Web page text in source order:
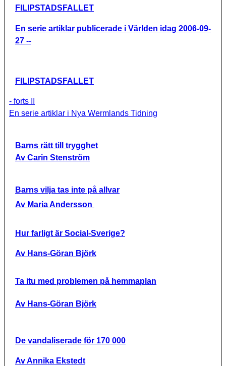
FILIPSTADSFALLET
En serie artiklar publicerade i Världen idag 2006-09-
27 --
FILIPSTADSFALLET
- forts II
En serie artiklar i Nya Wermlands Tidning
Barns rätt till trygghet
Av Carin Stenström
Barns vilja tas inte på allvar
Av Maria Andersson
Hur farligt är Social-Sverige?
Av Hans-Göran Björk
Ta itu med problemen på hemmaplan
Av Hans-Göran Björk
De vandaliserade för 170 000
Av Annika Ekstedt